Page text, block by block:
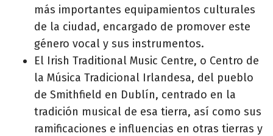
más importantes equipamientos culturales
de la ciudad, encargado de promover este
género vocal y sus instrumentos.
El Irish Traditional Music Centre, o Centro de
la Música Tradicional Irlandesa, del pueblo
de Smithfield en Dublín, centrado en la
tradición musical de esa tierra, así como sus
ramificaciones e influencias en otras tierras y